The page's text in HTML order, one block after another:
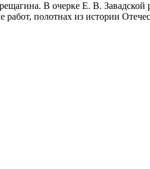
В очерке Е. В. Завадской
полотнах из истории